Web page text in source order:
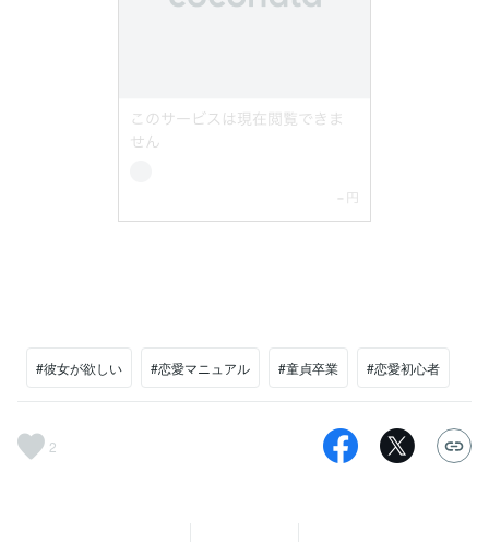
#彼女が欲しい #恋愛マニュアル #童貞卒業 #恋愛初心者
2